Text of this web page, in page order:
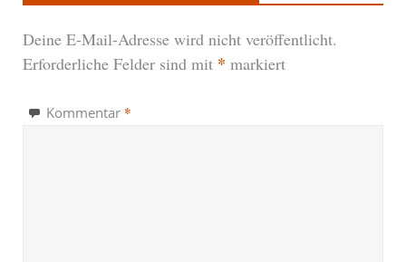
Deine E-Mail-Adresse wird nicht veröffentlicht.
Erforderliche Felder sind mit * markiert
Kommentar *